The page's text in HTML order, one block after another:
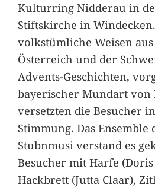
Kulturring Nidderau in
Stiftskirche in
volkstümliche Weisen
Österreich und der
Advents-Geschichten,
bayerischer Mundart von
versetzten die Besucher
Stimmung. Das
Stubnmusi verstand es
Besucher mit Harfe
Hackbrett (Jutta Claar),